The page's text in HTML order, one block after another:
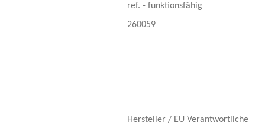
ref. - funktionsfähig
260059
Hersteller / EU Verantwortliche